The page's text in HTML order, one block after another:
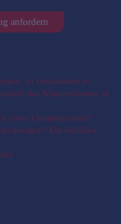
anfordern
so funktioniert es
das Klassenzimmer in
einen Computerraum?
Ein ehrlicher